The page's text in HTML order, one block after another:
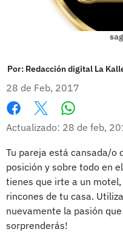
Por: Redacción digital La
28 de Feb, 2017
Facebook
X
Actualizado: 28 de feb,
Tu pareja está cansada/o
posición y sobre todo en
tienes que irte a un
rincones de tu casa.
nuevamente la pasión
sorprenderás!